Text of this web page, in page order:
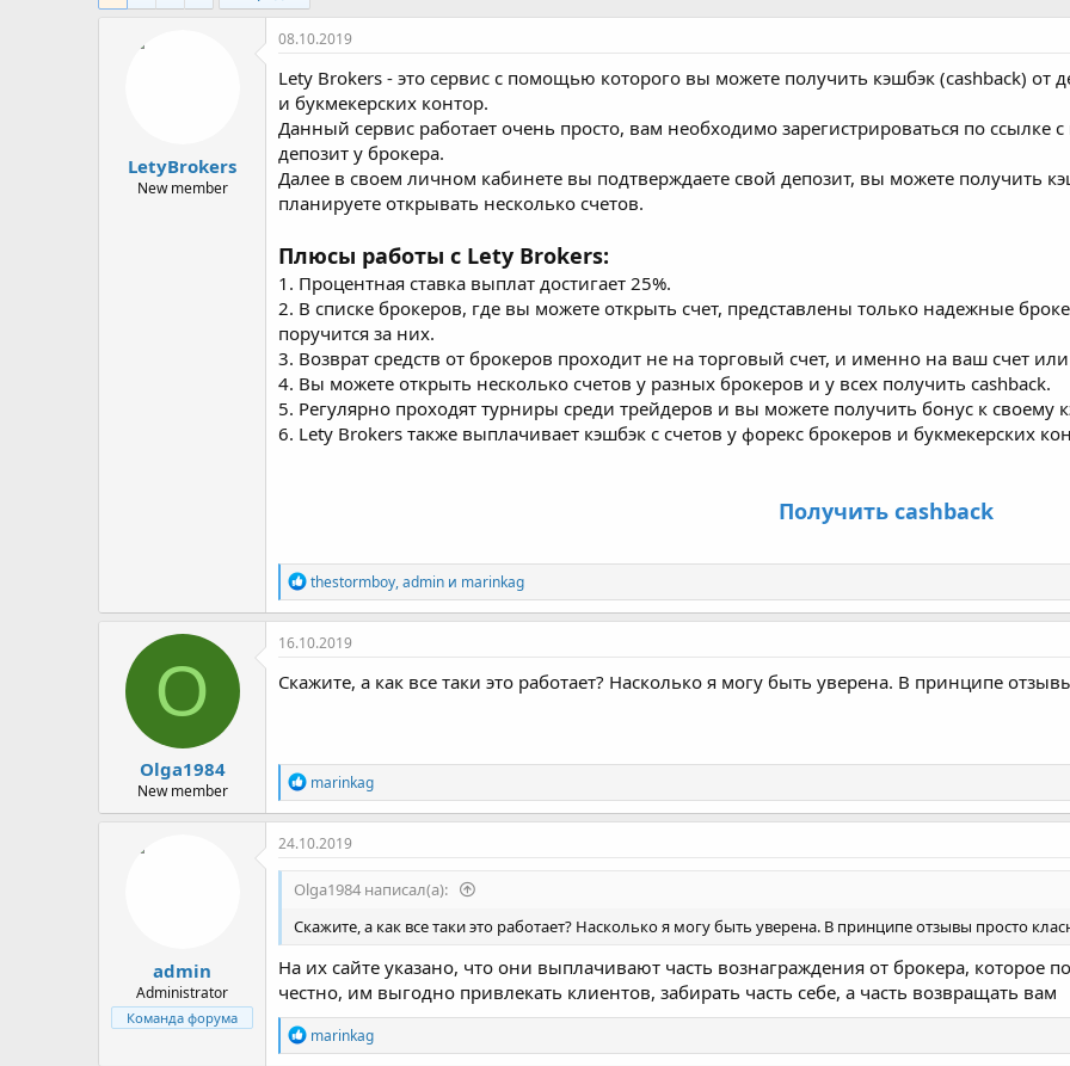
LetyBrokers
New member
08.10.2019
Lety Brokers - это сервис с помощью которого вы можете получить кэшбэк (cashback) от
и букмекерских контор.
Данный сервис работает очень просто, вам необходимо зарегистрироваться по ссылке
депозит у брокера.
Далее в своем личном кабинете вы подтверждаете свой депозит, вы можете получить
планируете открывать несколько счетов.
Плюсы работы с Lety Brokers:
1. Процентная ставка выплат достигает 25%.
2. В списке брокеров, где вы можете открыть счет, представлены только надежные
поручится за них.
3. Возврат средств от брокеров проходит не на торговый счет, и именно на ваш счет
4. Вы можете открыть несколько счетов у разных брокеров и у всех получить cashback.
5. Регулярно проходят турниры среди трейдеров и вы можете получить бонус к своему
6. Lety Brokers также выплачивает кэшбэк с счетов у форекс брокеров и букмекерских
Получить cashback
Р
е
а
к
и
и
thestormboy,admin и marinkag
O
Olga1984
New member
16.10.2019
Скажите, а как все таки это работает? Насколько я могу быть уверена. В принципе
Р
е
а
к
и
marinkag
admin
Administrator
Команда форума
24.10.2019
Olga1984 написал(а):
Скажите, а как все таки это работает? Насколько я могу быть уверена. В принципе отзывы просто
На их сайте указано, что они выплачивают часть вознаграждения от брокера, которое
честно, им выгодно привлекать клиентов, забирать часть себе, а часть возвращать вам
Р
е
marinkag